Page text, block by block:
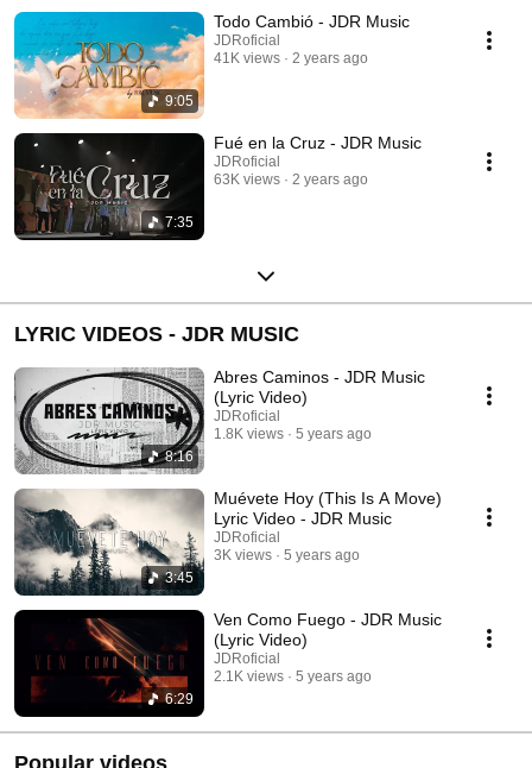
9:05
Todo Cambió - JDR Music
JDRoficial
41K views
2 years ago
7:35
Fué en la Cruz - JDR Music
JDRoficial
63K views
2 years ago
LYRIC VIDEOS - JDR MUSIC
8:16
Abres Caminos - JDR Music
(Lyric Video)
JDRoficial
1.8K views
5 years ago
3:45
Muévete Hoy (This Is A Move)
Lyric Video - JDR Music
JDRoficial
3K views
5 years ago
6:29
Ven Como Fuego - JDR Music
(Lyric Video)
JDRoficial
2.1K views
5 years ago
Popular videos